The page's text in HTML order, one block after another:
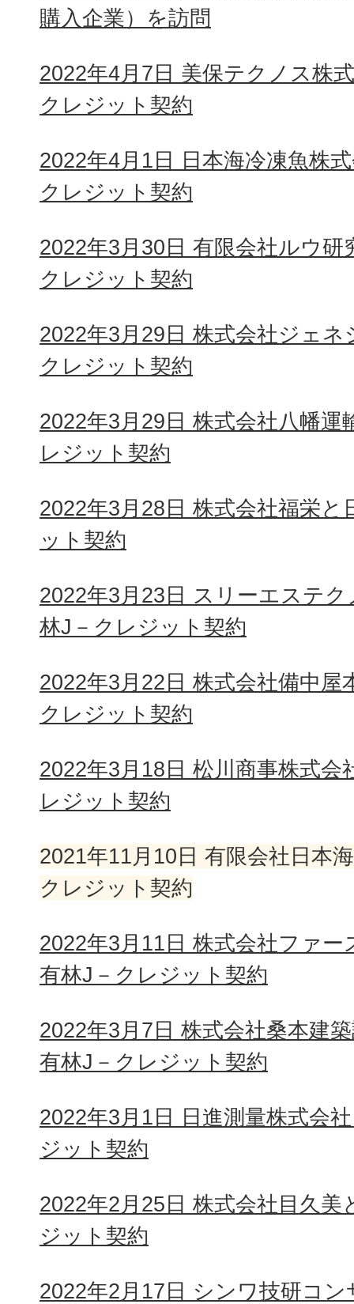
購入企業）を訪問
2022年4月7日 美保テクノス株
クレジット契約
2022年4月1日 日本海冷凍魚株
クレジット契約
2022年3月30日 有限会社ルウ研
クレジット契約
2022年3月29日 株式会社ジェ
クレジット契約
2022年3月29日 株式会社八幡運
レジット契約
2022年3月28日 株式会社福栄と
ット契約
2022年3月23日 スリーエステ
林J－クレジット契約
2022年3月22日 株式会社備中屋
クレジット契約
2022年3月18日 松川商事株式会
レジット契約
2021年11月10日 有限会社日本
クレジット契約
2022年3月11日 株式会社ファ
有林J－クレジット契約
2022年3月7日 株式会社桑本建
有林J－クレジット契約
2022年3月1日 日進測量株式会
ジット契約
2022年2月25日 株式会社目久美
ジット契約
2022年2月17日 シンワ技研コ